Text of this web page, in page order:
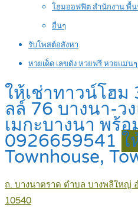
โฮมออฟฟิต สำนักงาน พื้
อื่นๆ
รับโพสต์อสังหา
หวยเด็ด เลขดัง หวยฟรี หวยแม่น
ให้เช่าทาวน์โฮ
ลล์ 76 บางนา-ว
เมกะบางนา พร้
0926659541 ใ
Townhouse,
ถ. บางนาตราด ตำบล บางพลีใหญ่
10540